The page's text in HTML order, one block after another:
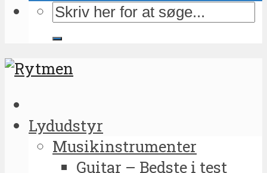
Lydudstyr
Musikinstrumenter
Guitar – Bedste i test